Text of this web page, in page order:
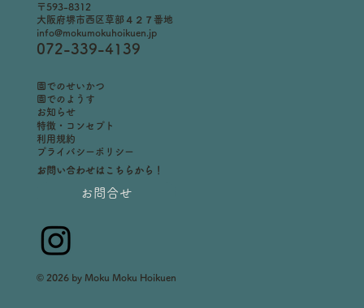
​園でのせいかつ
園でのようす
お知らせ
〒593-8312
大阪府堺市西区草部４２７番地
info@mokumokuhoikuen.jp
072-339-4139
特徴・コンセプト
利用規約
プライバシーポリシー
お問い合わせはこちらから！
お問合せ
© 2026 by Moku Moku Hoikuen